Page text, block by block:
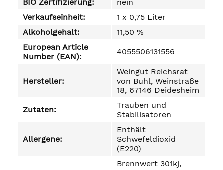
BIO Zertifizierung:
nein
Verkaufseinheit:
1 x 0,75 Liter
Alkoholgehalt:
11,50 %
European Article
Number (EAN):
4055506131556
Hersteller:
Weingut Reichsrat
von Buhl, Weinstraße
18, 67146 Deidesheim
Zutaten:
Trauben und
Stabilisatoren
Allergene:
Enthält
Schwefeldioxid
(E220)
Brennwert 301kj,